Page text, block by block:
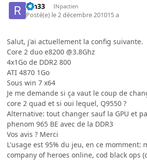
ren33 INpactien
Posté(e) le 2 décembre 201015 a
Salut, j'ai actuellement la config suivante.
Core 2 duo e8200 @3.8Ghz
4x1Go de DDR2 800
ATI 4870 1Go
Sous win 7 x64
Je me demande si ça vaut le coup de
core 2 quad et si oui lequel, Q9550 ?
Alternative: tout changer sauf la GPU et
phenom 965 BE avec de la DDR3
Vos avis ? Merci
L'usage est 95% du jeu, en ce momment:
company of heroes online, cod black ops